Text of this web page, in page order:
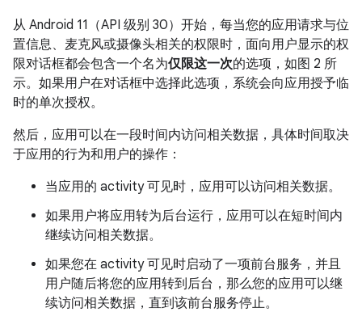
从 Android 11（API 级别 30）开始，每当您的应用请求与位
置信息、麦克风或摄像头相关的权限时，面向用户显示的权
限对话框都会包含一个名为仅限这一次的选项，如图 2 所
示。如果用户在对话框中选择此选项，系统会向应用授予临
时的单次授权。
然后，应用可以在一段时间内访问相关数据，具体时间取决
于应用的行为和用户的操作：
当应用的 activity 可见时，应用可以访问相关数据。
如果用户将应用转为后台运行，应用可以在短时间内
继续访问相关数据。
如果您在 activity 可见时启动了一项前台服务，并且
用户随后将您的应用转到后台，那么您的应用可以继
续访问相关数据，直到该前台服务停止。